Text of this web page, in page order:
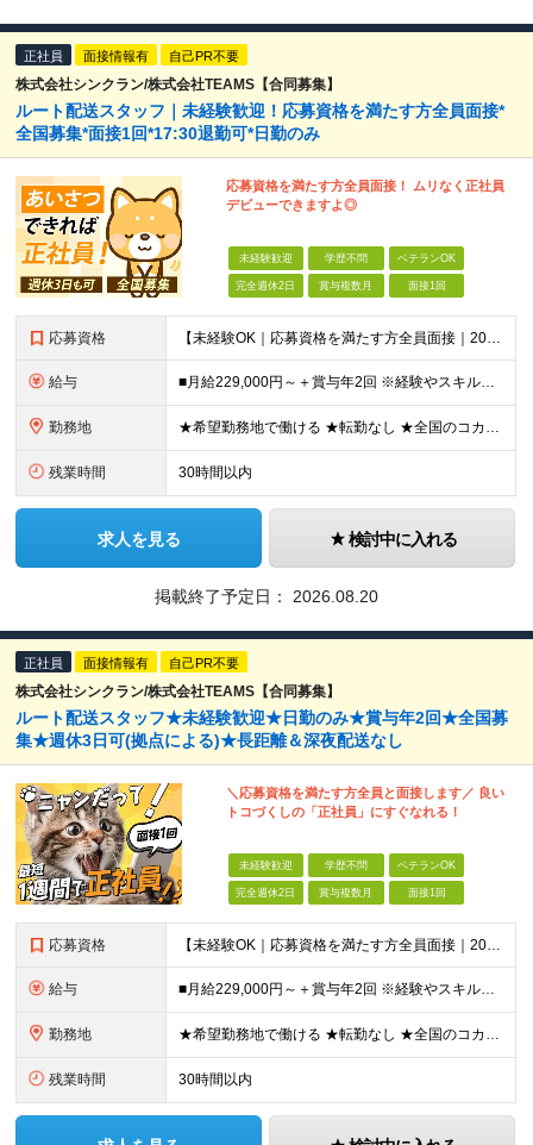
正社員 面接情報有 自己PR不要
株式会社シンクラン/株式会社TEAMS【合同募集】
ルート配送スタッフ｜未経験歓迎！応募資格を満たす方全員面接*
全国募集*面接1回*17:30退勤可*日勤のみ
応募資格を満たす方全員面接！ ムリなく正社員
デビューできますよ◎
未経験歓迎 学歴不問 ベテランOK
完全週休2日 賞与複数月 面接1回
応募資格 【未経験OK｜応募資格を満たす方全員面接｜20代～40代多数活躍中！】 ◎学歴不問 ◎前職不問 ◎転職回数不問 ◎普通運転免許（AT限定可）をお持ちの方 ◎44歳以下の方（※長期のキャリア形成を図るた
給与 ■月給229,000円～＋賞与年2回 ※経験やスキルにより考慮いたします ※試用期間は全国共通で1～3ヶ月あり（習熟度により変動：給与・その他条件の差異なし） ※上記には固定残業代を含みます（エリアに
勤務地 ★希望勤務地で働ける ★転勤なし ★全国のコカ・コーラ社営業所で募集中 ※エリア詳細は以下よりご確認ください。
残業時間 30時間以内
求人を見る 検討中に入れる
掲載終了予定日： 2026.08.20
正社員 面接情報有 自己PR不要
株式会社シンクラン/株式会社TEAMS【合同募集】
ルート配送スタッフ★未経験歓迎★日勤のみ★賞与年2回★全国募
集★週休3日可(拠点による)★長距離＆深夜配送なし
＼応募資格を満たす方全員と面接します／ 良い
トコづくしの「正社員」にすぐなれる！
未経験歓迎 学歴不問 ベテランOK
完全週休2日 賞与複数月 面接1回
応募資格 【未経験OK｜応募資格を満たす方全員面接｜20代～40代多数活躍中！】 ◎学歴不問 ◎前職不問 ◎転職回数不問 ◎普通運転免許（AT限定可）をお持ちの方 ◎44歳以下の方（※長期のキャリア形成を図るた
給与 ■月給229,000円～＋賞与年2回 ※経験やスキルにより考慮いたします ※試用期間は全国共通で1～3ヶ月あり（習熟度により変動：給与・その他条件の差異なし） ※上記には固定残業代を含みます（エリアに
勤務地 ★希望勤務地で働ける ★転勤なし ★全国のコカ・コーラ社営業所で募集中 ※エリア詳細は以下よりご確認ください。
残業時間 30時間以内